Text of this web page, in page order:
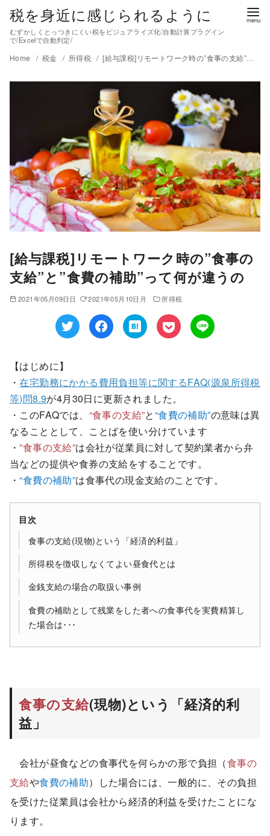
税を身近に感じられるように
むずかしくとっつきにくい税をビジュアライズ化/自動計算プラグイン
で/Excelで自動判定/
Home 税金 所得税 [給与課税]リモートワーク時の”食事の支給”と”食費の補助”って何が違うの
[給与課税]リモートワーク時の”食事の
支給”と”食費の補助”って何が違うの
2021年05月09日日 2021年05月10日月 所得税
【はじめに】
・在宅勤務にかかる費用負担等に関するFAQ(源泉所得税
等)問8.9が4月30日に更新されました。
・このFAQでは、 “食事の支給”と“食費の補助”の意味は異
なることとして、ことばを使い分けています
・”食事の支給”は会社が従業員に対して契約業者から弁
当などの提供や食券の支給をすることです。
・“食費の補助”は食事代の現金支給のことです。
目次
食事の支給(現物)という「経済的利益」
所得税を徴収しなくてよい昼食代とは
金銭支給の場合の取扱い事例
食費の補助として残業をした者への食事代を実費精算し
た場合は･･･
食事の支給(現物)という「経済的利
益」
会社が昼食などの食事代を何らかの形で負担（食事の
支給や食費の補助）した場合には、一般的に、その負担
を受けた従業員は会社から経済的利益を受けたことにな
ります。